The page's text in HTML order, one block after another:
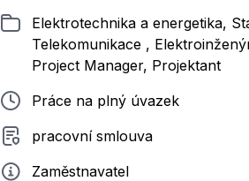
ZařazenoElektrotechnika a energetika,
Telekomunikace ,
Project Manager, Projektant
Typ pracovního poměru
Práce na plný úvazek
Typ smluvního vztahu
pracovní smlouva
ZadavatelZaměstnavatel